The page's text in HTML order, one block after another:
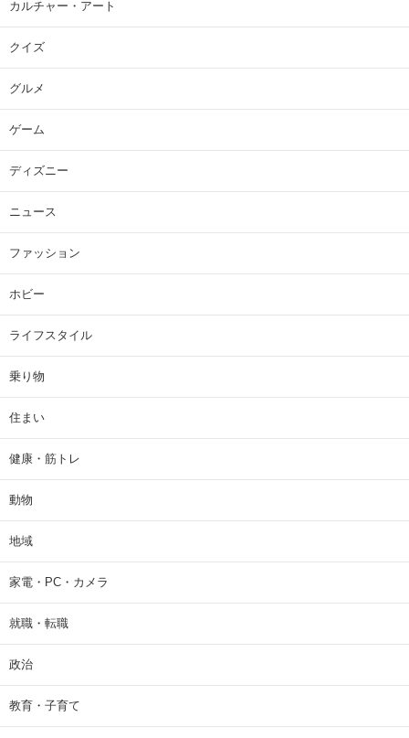
カルチャー・アート
クイズ
グルメ
ゲーム
ディズニー
ニュース
ファッション
ホビー
ライフスタイル
乗り物
住まい
健康・筋トレ
動物
地域
家電・PC・カメラ
就職・転職
政治
教育・子育て